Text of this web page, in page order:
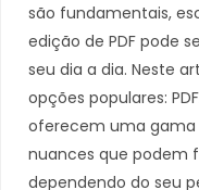
são fundamentais,
edição de PDF pode
seu dia a dia. Neste
opções populares:
oferecem uma gama
nuances que podem
dependendo do seu